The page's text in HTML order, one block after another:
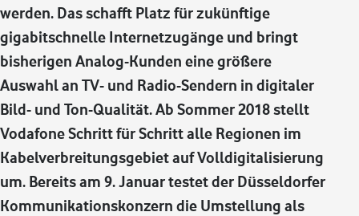
werden. Das schafft Platz für zukünftige
gigabitschnelle Internetzugänge und bringt
bisherigen Analog-Kunden eine größere
Auswahl an TV- und Radio-Sendern in digitaler
Bild- und Ton-Qualität. Ab Sommer 2018 stellt
Vodafone Schritt für Schritt alle Regionen im
Kabelverbreitungsgebiet auf Volldigitalisierung
um. Bereits am 9. Januar testet der Düsseldorfer
Kommunikationskonzern die Umstellung als